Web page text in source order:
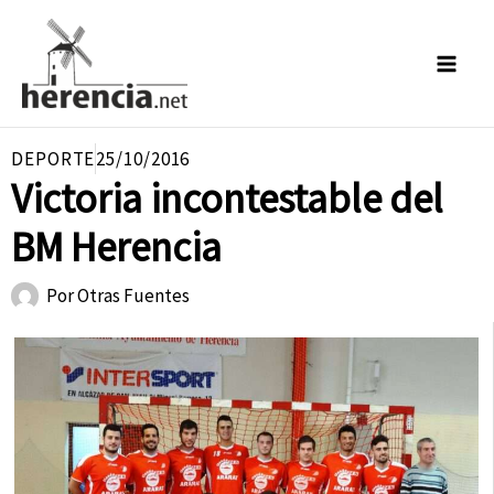
contenido
DEPORTE25/10/2016
Victoria incontestable del
BM Herencia
PorOtras Fuentes